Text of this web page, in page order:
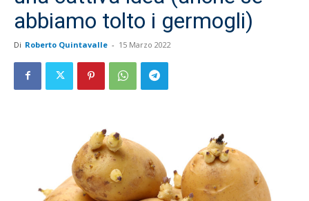
abbiamo tolto i germogli)
Di Roberto Quintavalle - 15 Marzo 2022